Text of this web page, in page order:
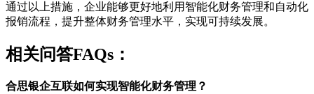
通过以上措施，企业能够更好地利用智能化财务管理和自动化
报销流程，提升整体财务管理水平，实现可持续发展。
相关问答FAQs：
合思银企互联如何实现智能化财务管理？